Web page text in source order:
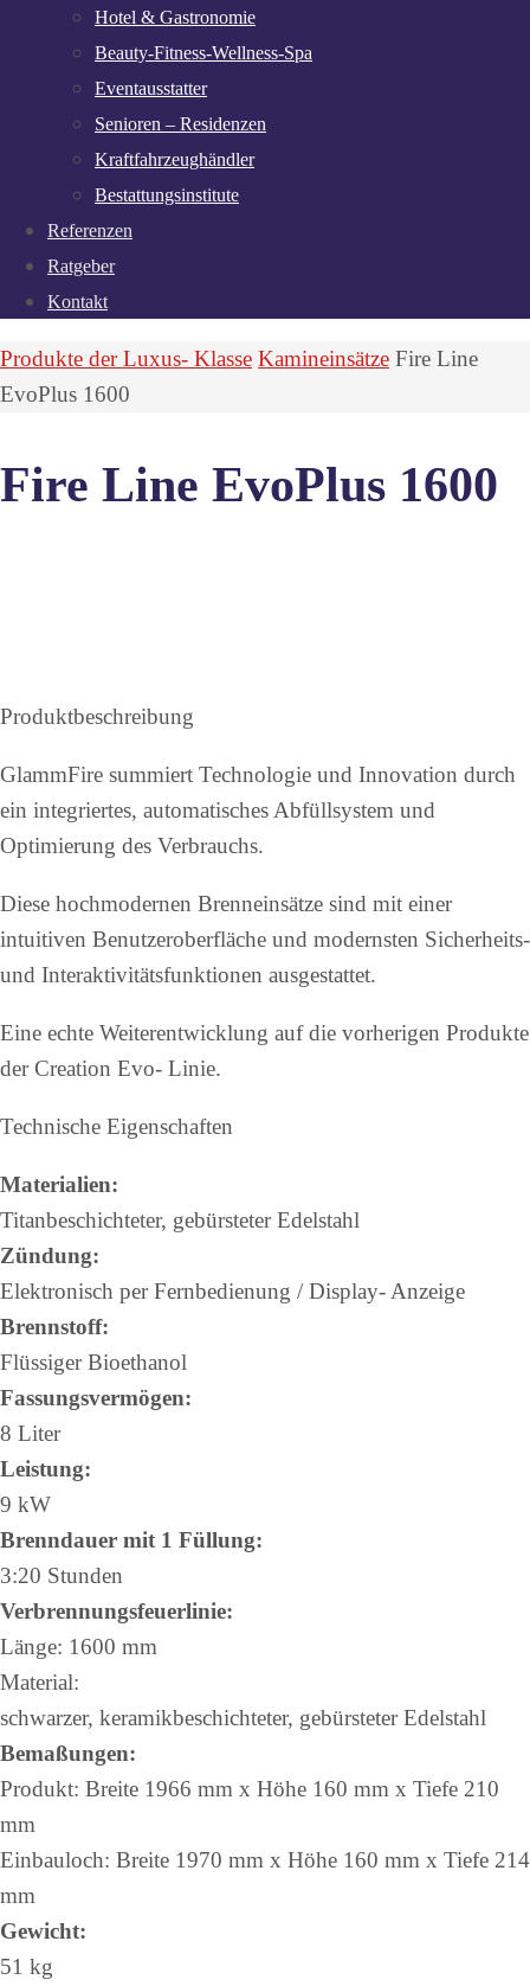
Hotel & Gastronomie
Beauty-Fitness-Wellness-Spa
Eventausstatter
Senioren – Residenzen
Kraftfahrzeughändler
Bestattungsinstitute
Referenzen
Ratgeber
Kontakt
Start
Produkte der Luxus- Klasse Kamineinsätze Fire Line
EvoPlus 1600
Fire Line EvoPlus 1600
Produktbeschreibung
GlammFire summiert Technologie und Innovation durch
ein integriertes, automatisches Abfüllsystem und
Optimierung des Verbrauchs.
Diese hochmodernen Brenneinsätze sind mit einer
intuitiven Benutzeroberfläche und modernsten Sicherheits-
und Interaktivitätsfunktionen ausgestattet.
Eine echte Weiterentwicklung auf die vorherigen Produkte
der Creation Evo- Linie.
Technische Eigenschaften
Materialien:
Titanbeschichteter, gebürsteter Edelstahl
Zündung:
Elektronisch per Fernbedienung / Display- Anzeige
Brennstoff:
Flüssiger Bioethanol
Fassungsvermögen:
8 Liter
Leistung:
9 kW
Brenndauer mit 1 Füllung:
3:20 Stunden
Verbrennungsfeuerlinie:
Länge: 1600 mm
Material:
schwarzer, keramikbeschichteter, gebürsteter Edelstahl
Bemaßungen:
Produkt: Breite 1966 mm x Höhe 160 mm x Tiefe 210
mm
Einbauloch: Breite 1970 mm x Höhe 160 mm x Tiefe 214
mm
Gewicht:
51 kg